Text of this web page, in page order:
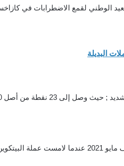
الوطني لقمع الاضطرابات في
البديلة